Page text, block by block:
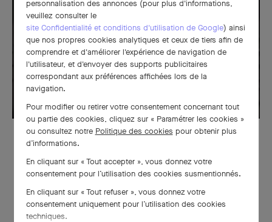
Peinture miniature de fleurs sur le cadran de la montre Lady Arpels Heures
personnalisation des annonces (pour plus d'informations,
veuillez consulter le
site Confidentialité et conditions d'utilisation de Google) ainsi
que nos propres cookies analytiques et ceux de tiers afin de
comprendre et d'améliorer l'expérience de navigation de
l'utilisateur, et d'envoyer des supports publicitaires
correspondant aux préférences affichées lors de la
navigation.
Pour modifier ou retirer votre consentement concernant tout
ou partie des cookies, cliquez sur « Paramétrer les cookies »
ou consultez notre Politique des cookies pour obtenir plus
d’informations.
En cliquant sur « Tout accepter », vous donnez votre
consentement pour l’utilisation des cookies susmentionnés.
En cliquant sur « Tout refuser », vous donnez votre
consentement uniquement pour l’utilisation des cookies
techniques.